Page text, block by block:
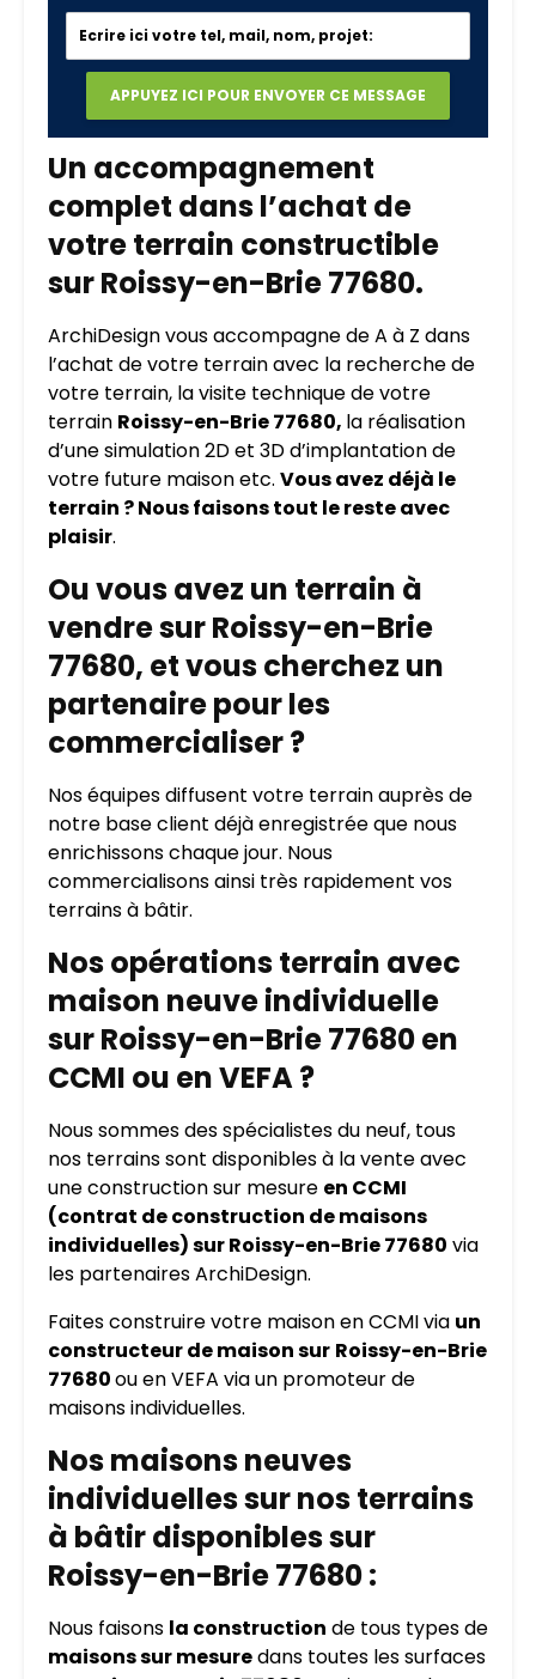
Un accompagnement
complet dans l’achat de
votre terrain constructible
sur Roissy-en-Brie 77680.
ArchiDesign vous accompagne de A à Z dans
l’achat de votre terrain avec la recherche de
votre terrain, la visite technique de votre
terrain Roissy-en-Brie 77680, la réalisation
d’une simulation 2D et 3D d’implantation de
votre future maison etc. Vous avez déjà le
terrain ? Nous faisons tout le reste avec
plaisir.
Ou vous avez un terrain à
vendre sur Roissy-en-Brie
77680, et vous cherchez un
partenaire pour les
commercialiser ?
Nos équipes diffusent votre terrain auprès de
notre base client déjà enregistrée que nous
enrichissons chaque jour. Nous
commercialisons ainsi très rapidement vos
terrains à bâtir.
Nos opérations terrain avec
maison neuve individuelle
sur Roissy-en-Brie 77680 en
CCMI ou en VEFA ?
Nous sommes des spécialistes du neuf, tous
nos terrains sont disponibles à la vente avec
une construction sur mesure en CCMI
(contrat de construction de maisons
individuelles) sur Roissy-en-Brie 77680 via
les partenaires ArchiDesign.
Faites construire votre maison en CCMI via un
constructeur de maison sur Roissy-en-Brie
77680ou en VEFA via un promoteur de
maisons individuelles.
Nos maisons neuves
individuelles sur nos terrains
à bâtir disponibles sur
Roissy-en-Brie 77680 :
Nous faisons la construction de tous types de
maisons sur mesuredans toutes les surfaces